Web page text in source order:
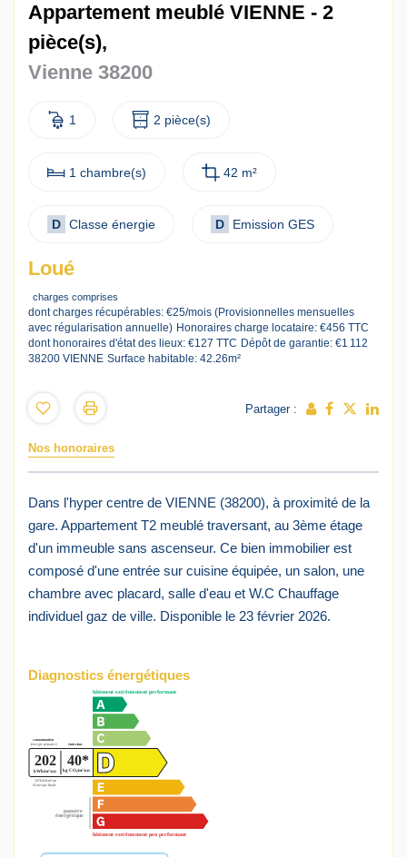
Appartement meublé VIENNE - 2
pièce(s),
Vienne 38200
1 2 pièce(s)
1 chambre(s) 42 m²
D Classe énergie D Emission GES
Loué
charges comprises
dont charges récupérables: €25/mois (Provisionnelles mensuelles
avec régularisation annuelle) Honoraires charge locataire: €456 TTC
dont honoraires d'état des lieux: €127 TTC Dépôt de garantie: €1 112
38200 VIENNE Surface habitable: 42.26m²
Partager :
Nos honoraires
Dans l'hyper centre de VIENNE (38200), à proximité de la
gare. Appartement T2 meublé traversant, au 3ème étage
d'un immeuble sans ascenseur. Ce bien immobilier est
composé d'une entrée sur cuisine équipée, un salon, une
chambre avec placard, salle d'eau et W.C Chauffage
individuel gaz de ville. Disponible le 23 février 2026.
Diagnostics énergétiques